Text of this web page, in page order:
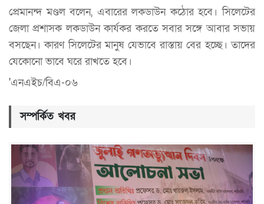
প্রেমানন্দ মণ্ডল বলেন, এবারের লকডাউন কঠোর হবে। সিলেটের
জেলা প্রশাসক লকডাউন কার্যকর করতে সবার সঙ্গে আবার সভায়
বসছেন। কারণ সিলেটের মানুষ যেভাবে রাস্তায় বের হচ্ছে। তাদের
যেকোনো ভাবে ঘরে রাখতে হবে।
'এনএইচ/বিএ-০৬
সম্পর্কিত খবর